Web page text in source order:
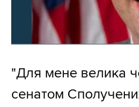
"Для мене велика
сенатом